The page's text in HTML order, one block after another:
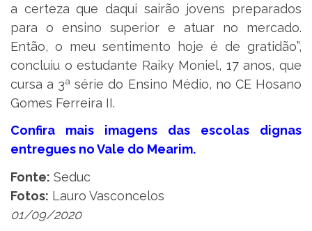
a certeza que daqui sairão jovens preparados
para o ensino superior e atuar no mercado.
Então, o meu sentimento hoje é de gratidão”,
concluiu o estudante Raiky Moniel, 17 anos, que
cursa a 3ª série do Ensino Médio, no CE Hosano
Gomes Ferreira II.
Confira mais imagens das escolas dignas
entregues no Vale do Mearim.
Fonte: Seduc
Fotos: Lauro Vasconcelos
01/09/2020